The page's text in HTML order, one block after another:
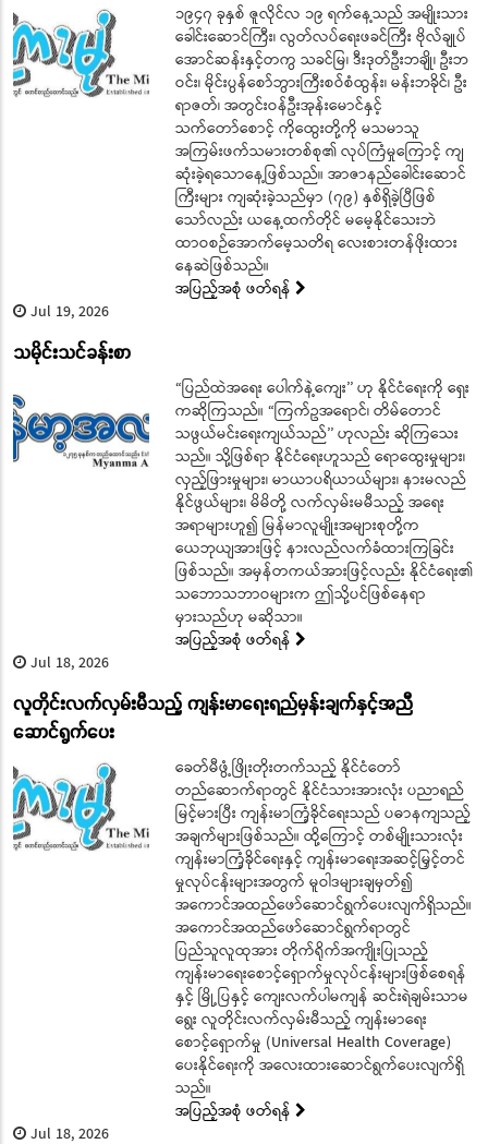
၁၉၄၇ ခုနှစ် ဇူလိုင်လ ၁၉ ရက်နေ့သည် အမျိုးသား
ခေါင်းဆောင်ကြီး၊ လွတ်လပ်ရေးဖခင်ကြီး ဗိုလ်ချုပ်
အောင်ဆန်းနှင့်တကွ သခင်မြ၊ ဒီးဒုတ်ဦးဘချို၊ ဦးဘ
ဝင်း၊ မိုင်းပွန်စော်ဘွားကြီးစဝ်စံထွန်း၊ မန်းဘခိုင်၊ ဦး
ရာဇတ်၊ အတွင်းဝန်ဦးအုန်းမောင်နှင့်
သက်တော်စောင့် ကိုထွေးတို့ကို မသမာသူ
အကြမ်းဖက်သမားတစ်စု၏ လုပ်ကြံမှုကြောင့် ကျ
ဆုံးခဲ့ရသောနေ့ဖြစ်သည်။ အာဇာနည်ခေါင်းဆောင်
ကြီးများ ကျဆုံးခဲ့သည်မှာ (၇၉) နှစ်ရှိခဲ့ပြီဖြစ်
သော်လည်း ယနေ့ထက်တိုင် မမေ့နိုင်သေးဘဲ
ထာဝစဉ်အောက်မေ့သတိရ လေးစားတန်ဖိုးထား
နေဆဲဖြစ်သည်။
အပြည့်အစုံ ဖတ်ရန်
Jul 19, 2026
သမိုင်းသင်ခန်းစာ
“ပြည်ထဲအရေး ပေါက်နဲ့ကျေး’’ ဟု နိုင်ငံရေးကို ရှေး
ကဆိုကြသည်။ “ကြက်ဥအရောင်၊ တိမ်တောင်
သဖွယ်မင်းရေးကျယ်သည်’’ ဟုလည်း ဆိုကြသေး
သည်။ သို့ဖြစ်ရာ နိုင်ငံရေးဟူသည် ရောထွေးမှုများ၊
လှည့်ဖြားမှုများ၊ မာယာပရိယာယ်များ၊ နားမလည်
နိုင်ဖွယ်များ၊ မိမိတို့ လက်လှမ်းမမီသည့် အရေး
အရာများဟူ၍ မြန်မာလူမျိုးအများစုတို့က
ယေဘုယျအားဖြင့် နားလည်လက်ခံထားကြခြင်း
ဖြစ်သည်။ အမှန်တကယ်အားဖြင့်လည်း နိုင်ငံရေး၏
သဘောသဘာဝများက ဤသို့ပင်ဖြစ်နေရာ
မှားသည်ဟု မဆိုသာ။
အပြည့်အစုံ ဖတ်ရန်
Jul 18, 2026
လူတိုင်းလက်လှမ်းမီသည့် ကျန်းမာရေးရည်မှန်းချက်နှင့်အညီ
ဆောင်ရွက်ပေး
ခေတ်မီဖွံ့ဖြိုးတိုးတက်သည့် နိုင်ငံတော်
တည်ဆောက်ရာတွင် နိုင်ငံသားအားလုံး ပညာရည်
မြင့်မားပြီး ကျန်းမာကြံ့ခိုင်ရေးသည် ပဓာနကျသည့်
အချက်များဖြစ်သည်။ ထို့ကြောင့် တစ်မျိုးသားလုံး
ကျန်းမာကြံ့ခိုင်ရေးနှင့် ကျန်းမာရေးအဆင့်မြှင့်တင်
မှုလုပ်ငန်းများအတွက် မူဝါဒများချမှတ်၍
အကောင်အထည်ဖော်ဆောင်ရွက်ပေးလျက်ရှိသည်။
အကောင်အထည်ဖော်ဆောင်ရွက်ရာတွင်
ပြည်သူလူထုအား တိုက်ရိုက်အကျိုးပြုသည့်
ကျန်းမာရေးစောင့်ရှောက်မှုလုပ်ငန်းများဖြစ်စေရန်
နှင့် မြို့ပြနှင့် ကျေးလက်ပါမကျန် ဆင်းရဲချမ်းသာမ
ရွေး လူတိုင်းလက်လှမ်းမီသည့် ကျန်းမာရေး
စောင့်ရှောက်မှု (Universal Health Coverage)
ပေးနိုင်ရေးကို အလေးထားဆောင်ရွက်ပေးလျက်ရှိ
သည်။
အပြည့်အစုံ ဖတ်ရန်
Jul 18, 2026